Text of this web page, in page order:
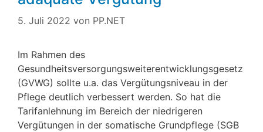
5. Juli 2022 von PP.NET
Im Rahmen des
Gesundheitsversorgungsweiterentwicklungsgesetz
(GVWG) sollte u.a. das Vergütungsniveau in der
Pflege deutlich verbessert werden. So hat die
Tarifanlehnung im Bereich der niedrigeren
Vergütungen in der somatische Grundpflege (SGB